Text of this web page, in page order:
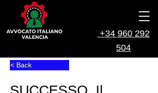
+34 960 292
504
< Back